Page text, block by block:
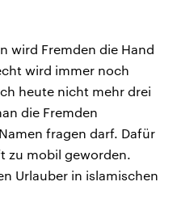
wird Fremden die Hand
wird immer noch
heute nicht mehr drei
die Fremden
fragen darf. Dafür
zu mobil geworden.
Urlauber in islamischen